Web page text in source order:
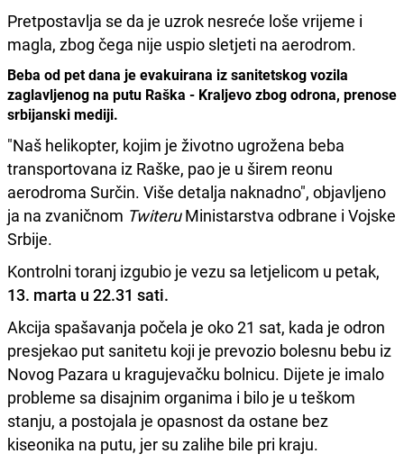
Pretpostavlja se da je uzrok nesreće loše vrijeme i
magla, zbog čega nije uspio sletjeti na aerodrom.
Beba od pet dana je evakuirana iz sanitetskog vozila
zaglavljenog na putu Raška - Kraljevo zbog odrona, prenose
srbijanski mediji.
"Naš helikopter, kojim je životno ugrožena beba
transportovana iz Raške, pao je u širem reonu
aerodroma Surčin. Više detalja naknadno", objavljeno
ja na zvaničnom TwiteruMinistarstva odbrane i Vojske
Srbije.
Kontrolni toranj izgubio je vezu sa letjelicom u petak,
13. marta u 22.31 sati.
Akcija spašavanja počela je oko 21 sat, kada je odron
presjekao put sanitetu koji je prevozio bolesnu bebu iz
Novog Pazara u kragujevačku bolnicu. Dijete je imalo
probleme sa disajnim organima i bilo je u teškom
stanju, a postojala je opasnost da ostane bez
kiseonika na putu, jer su zalihe bile pri kraju.